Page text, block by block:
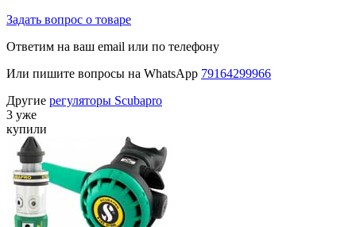
Задать вопрос о товаре
Ответим на ваш email или по телефону
Или пишите вопросы на WhatsApp 79164299966
Другие регуляторы Scubapro
3 уже
купили